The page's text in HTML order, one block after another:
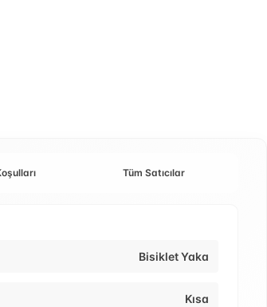
Tüm Satıcılar
Bisiklet Yaka
Kısa